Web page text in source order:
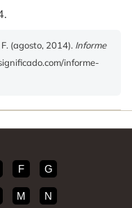
(agosto, 2014). Informe
informe-
F G
M N